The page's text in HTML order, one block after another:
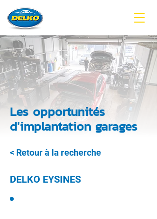
Les opportunités
d'implantation garages
< Retour à la recherche
DELKO EYSINES